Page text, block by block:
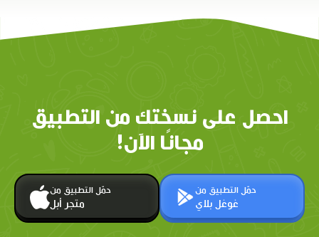
احصل على نسختك من التطبيق
مجانًا الآن!
حمّل التطبيق من
متجر أبل
حمّل التطبيق من
غوغل بلاي